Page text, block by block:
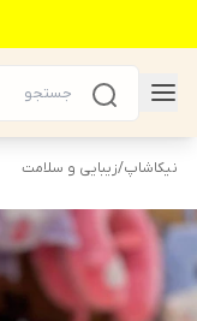
نیکاشاپ/زیبایی و سلامت